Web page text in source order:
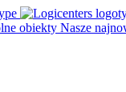
obiekty Nasze